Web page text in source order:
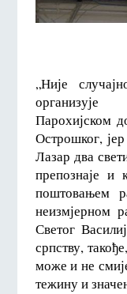
„Није
Парохијском
Острошког,
Лазар два
препознаје и
поштовањем
неизмјерном
Светог
српству,
може и не
тежину и